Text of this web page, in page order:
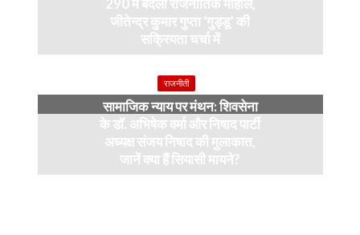
290 में बदला राजनीतिक माहौल,
जीतेन्द्र कुमार गुप्ता ‘गुड्डू’ की
सक्रियता चर्चा में
राजनीती
सामाजिक न्याय पर मंथन: शिवसेना
के डॉ. अभिषेक वर्मा और निषाद पार्टी
अध्यक्ष संजय निषाद की मुलाकात,
जानें क्या हैं सियासी मायने?